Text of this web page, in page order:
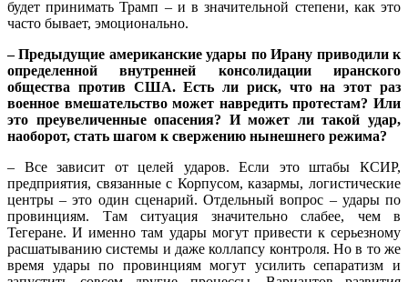
будет принимать Трамп – и в значительной степени, как это
часто бывает, эмоционально.
– Предыдущие американские удары по Ирану приводили к
определенной внутренней консолидации иранского
общества против США. Есть ли риск, что на этот раз
военное вмешательство может навредить протестам? Или
это преувеличенные опасения? И может ли такой удар,
наоборот, стать шагом к свержению нынешнего режима?
– Все зависит от целей ударов. Если это штабы КСИР,
предприятия, связанные с Корпусом, казармы, логистические
центры – это один сценарий. Отдельный вопрос – удары по
провинциям. Там ситуация значительно слабее, чем в
Тегеране. И именно там удары могут привести к серьезному
расшатыванию системы и даже коллапсу контроля. Но в то же
время удары по провинциям могут усилить сепаратизм и